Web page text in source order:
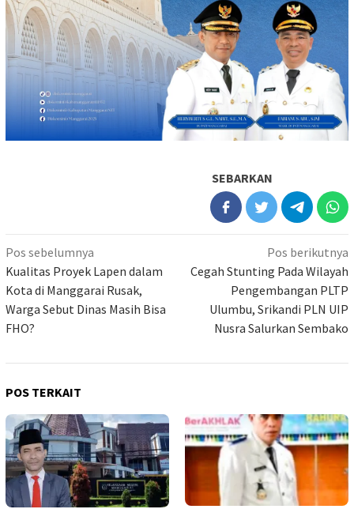
SEBARKAN
Navigasi
pos
Pos sebelumnya
Kualitas Proyek Lapen dalam
Kota di Manggarai Rusak,
Warga Sebut Dinas Masih Bisa
FHO?
Pos berikutnya
Cegah Stunting Pada Wilayah
Pengembangan PLTP
Ulumbu, Srikandi PLN UIP
Nusra Salurkan Sembako
POS TERKAIT